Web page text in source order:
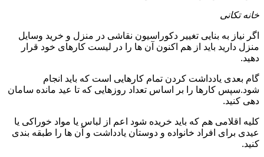
خانه تکانی
اگر نیاز به بنایی تغییر دکوراسیون نقاشی در منزل و خرید وسایل
منزل دارید باید از هم اکنون آن ها را در لیست کارهای خود قرار
دهید.
گام بعدی یادداشت کردن تمام کارهایی است که باید انجام
شود.سپس کارها را بر اساس تعداد روزهایی که تا عید مانده سامان
دهی کنید.
کلیه اقلامی هم که باید خریده شود اعم از لباس یا مواد خوراکی یا
عیدی برای افراد خانواده و دوستان یادداشت و آن ها را طبقه بندی
کنید.